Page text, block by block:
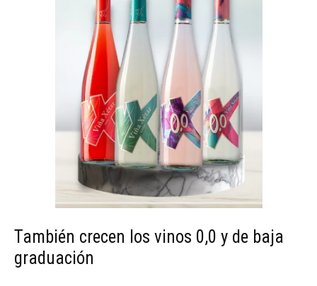
También crecen los vinos 0,0 y de baja
graduación